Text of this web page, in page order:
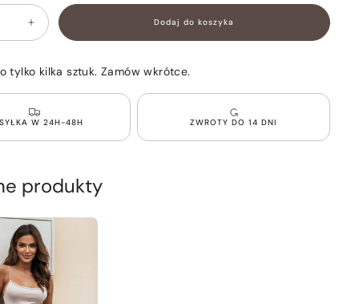
NIEDOSTĘPNY
Zwiększ
ilość
Spodenki
stanem
Czarne
Dodaj do koszyka
tylko kilka sztuk. Zamów wkrótce.
W 24H-48H ZWROTY DO 14 DNI
produkty